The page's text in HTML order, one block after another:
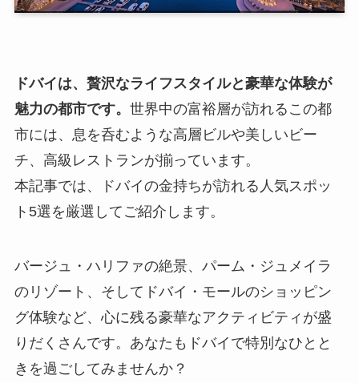
ドバイは、贅沢なライフスタイルと豪華な体験が
魅力の都市です。 世界中の富裕層が訪れるこの都
市には、息を呑むような高層ビルや美しいビー
チ、高級レストランが揃っています。
本記事では、ドバイの金持ちが訪れる人気スポッ
ト5選を厳選してご紹介します。
バージュ・ハリファの絶景、パーム・ジュメイラ
のリゾート、そしてドバイ・モールのショッピン
グ体験など、心に残る豪華なアクティビティが盛
りだくさんです。あなたもドバイで特別なひとと
きを過ごしてみませんか？